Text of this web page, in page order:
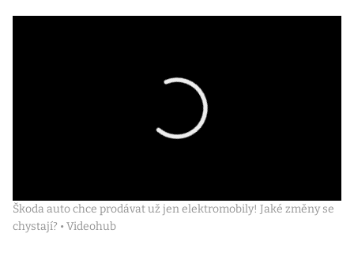
Škoda auto chce prodávat už jen elektromobily! Jaké změny se
chystají? • Videohub